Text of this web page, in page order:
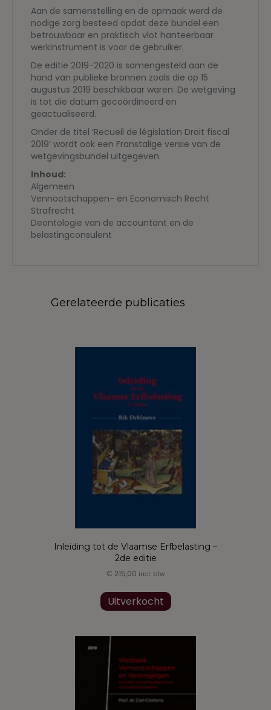
Aan de samenstelling en de opmaak werd de
nodige zorg besteed opdat deze bundel een
betrouwbaar en praktisch vlot hanteerbaar
werkinstrument is voor de gebruiker.
De editie 2019-2020 is samengesteld aan de
hand van publieke bronnen zoals die op 15
augustus 2019 beschikbaar waren. De wetgeving
is tot die datum gecoördineerd en
geactualiseerd.
Onder de titel ‘Recueil de législation Droit fiscal
2019’ wordt ook een Franstalige versie van de
wetgevingsbundel uitgegeven.
Inhoud:
Algemeen
Vennootschappen- en Economisch Recht
Strafrecht
Deontologie van de accountant en de
belastingconsulent
Gerelateerde publicaties
Inleiding tot de Vlaamse Erfbelasting –
2de editie
€ 215,00 incl. btw
Uitverkocht